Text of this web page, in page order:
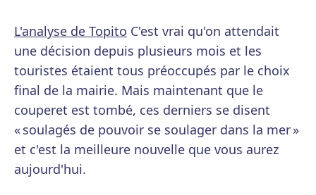
L'analyse de Topito C'est vrai qu'on attendait
une décision depuis plusieurs mois et les
touristes étaient tous préoccupés par le choix
final de la mairie. Mais maintenant que le
couperet est tombé, ces derniers se disent
« soulagés de pouvoir se soulager dans la mer »
et c'est la meilleure nouvelle que vous aurez
aujourd'hui.